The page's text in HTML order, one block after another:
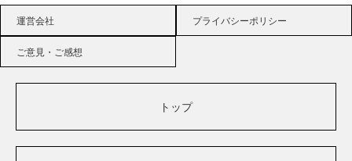
運営会社 プライバシーポリシー
ご意見・ご感想
トップ